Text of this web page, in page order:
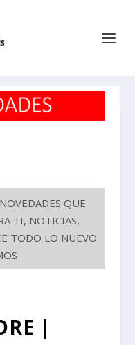
QUE
TI, NOTICIAS,
TODO LO NUEVO
|